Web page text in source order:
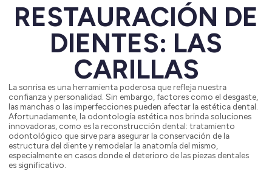
RESTAURACIÓN DE
DIENTES: LAS
CARILLAS
La sonrisa es una herramienta poderosa que refleja nuestra
confianza y personalidad. Sin embargo, factores como el desgaste,
las manchas o las imperfecciones pueden afectar la estética dental.
Afortunadamente, la odontología estética nos brinda soluciones
innovadoras, como es la reconstrucción dental: tratamiento
odontológico que sirve para asegurar la conservación de la
estructura del diente y remodelar la anatomía del mismo,
especialmente en casos donde el deterioro de las piezas dentales
es significativo.